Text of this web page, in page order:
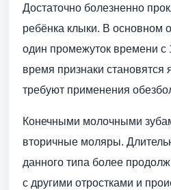
Достаточно болезненно
ребёнка клыки. В основном
один промежуток времени
время признаки
требуют применения
Конечными молочными
вторичные моляры.
данного типа более
с другими отростками и